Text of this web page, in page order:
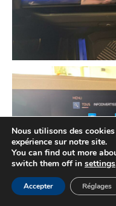
Nous utilisons des
expérience sur notre site.
You can find out more
switch them off in settings
Accepter Réglages